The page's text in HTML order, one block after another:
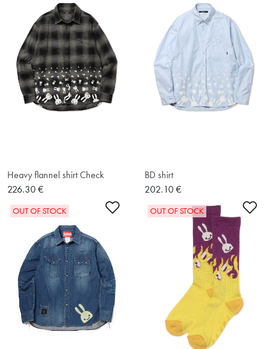
Heavy flannel shirt Check
226.30 €
BD shirt
202.10 €
Ajouter à la liste de souhaits
OUT OF STOCK OUT OF STOCK